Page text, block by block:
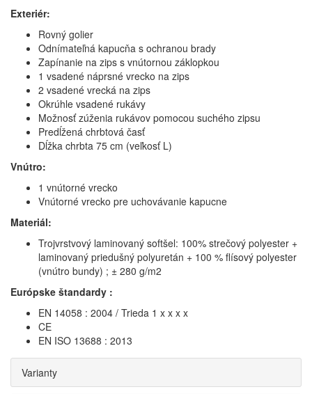
Exteriér:
Rovný golier
Odnímateľná kapucňa s ochranou brady
Zapínanie na zips s vnútornou záklopkou
1 vsadené náprsné vrecko na zips
2 vsadené vrecká na zips
Okrúhle vsadené rukávy
Možnosť zúženia rukávov pomocou suchého zipsu
Predĺžená chrbtová časť
Dĺžka chrbta 75 cm (veľkosť L)
Vnútro:
1 vnútorné vrecko
Vnútorné vrecko pre uchovávanie kapucne
Materiál:
Trojvrstvový laminovaný softšel: 100% strečový polyester +
laminovaný priedušný polyuretán + 100 % flísový polyester
(vnútro bundy) ; ± 280 g/m2
Európske štandardy :
EN 14058 : 2004 / Trieda 1 x x x x
CE
EN ISO 13688 : 2013
Varianty